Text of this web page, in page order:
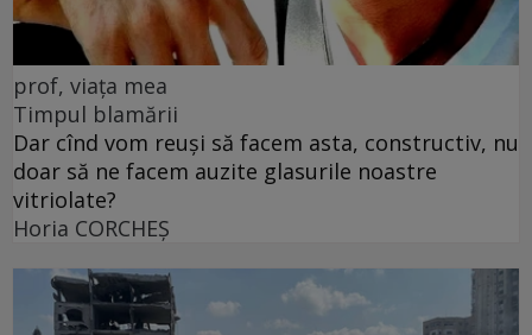
prof, viața mea
Timpul blamării
Dar cînd vom reuși să facem asta, constructiv, nu
doar să ne facem auzite glasurile noastre
vitriolate?
Horia CORCHEŞ